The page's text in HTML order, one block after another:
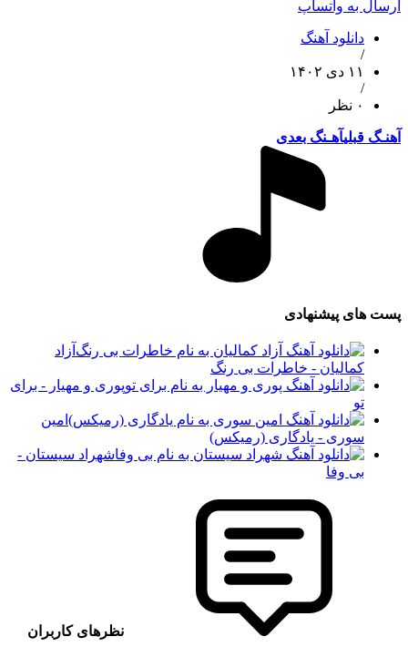
ارسال به واتساپ
دانلود آهنگ
/
۱۱ دی ۱۴۰۲
/
۰ نظر
آهنـگ قبلیآهـنگ بعدی
پست های پیشنهادی
آزاد
کمالیان - خاطرات بی رنگ
پوری و مهیار - برای
تو
امین
سوری - یادگاری (رمیکس)
شهراد سیستان -
بی وفا
نظرهای کاربران